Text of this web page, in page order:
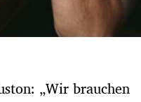
„Wir brauchen